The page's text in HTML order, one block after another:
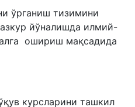
ўрганиш тизимини
йўналишда илмий-
ошириш мақсадида
курсларини ташкил